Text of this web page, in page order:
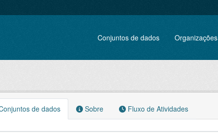
Conjuntos de dados Organizações
de dados Sobre Fluxo de Atividades